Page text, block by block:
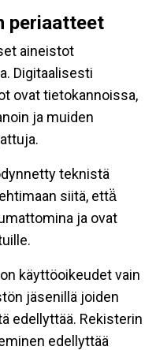
periaatteet
aineistot
Digitaalisesti
ovat tietokannoissa,
ja muiden
teknistä
siitä, että̈
ja ovat
käyttöoikeudet vain
jäsenillä joiden
edellyttää. Rekisterin
edellyttää